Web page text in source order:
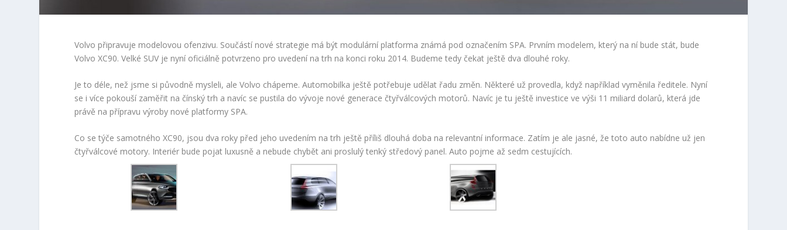
Volvo připravuje modelovou ofenzivu. Součástí nové strategie má být modulární platforma známá pod označením SPA. Prvním modelem, který na ní bude stát, bude
Volvo XC90. Velké SUV je nyní oficiálně potvrzeno pro uvedení na trh na konci roku 2014. Budeme tedy čekat ještě dva dlouhé roky.
Je to déle, než jsme si původně mysleli, ale Volvo chápeme. Automobilka ještě potřebuje udělat řadu změn. Některé už provedla, když například vyměnila ředitele. Nyní
se i více pokouší zaměřit na čínský trh a navíc se pustila do vývoje nové generace čtyřválcových motorů. Navíc je tu ještě investice ve výši 11 miliard dolarů, která jde
právě na přípravu výroby nové platformy SPA.
Co se týče samotného XC90, jsou dva roky před jeho uvedením na trh ještě příliš dlouhá doba na relevantní informace. Zatím je ale jasné, že toto auto nabídne už jen
čtyřválcové motory. Interiér bude pojat luxusně a nebude chybět ani proslulý tenký středový panel. Auto pojme až sedm cestujících.